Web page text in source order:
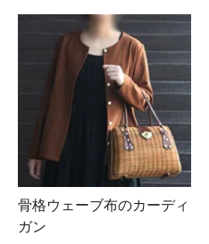
骨格ウェーブ布のカーディ
ガン